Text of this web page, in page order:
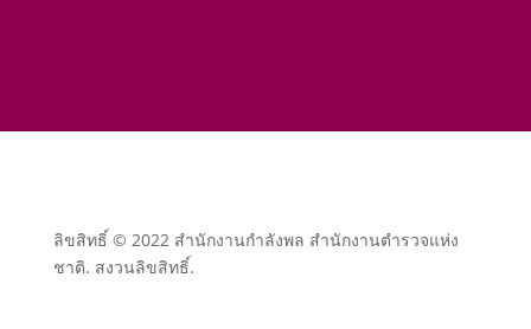
ลิขสิทธิ์ © 2022 สำนักงานกำลังพล สำนักงานตำรวจแห่ง
ชาติ. สงวนลิขสิทธิ์.